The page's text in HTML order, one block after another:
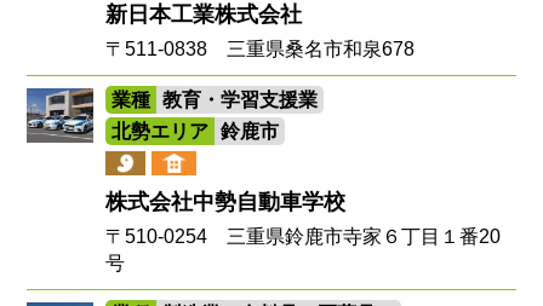
新日本工業株式会社
〒511-0838 三重県桑名市和泉678
業種
教育・学習支援業
北勢エリア
鈴鹿市
株式会社中勢自動車学校
〒510-0254 三重県鈴鹿市寺家６丁目１番20
号